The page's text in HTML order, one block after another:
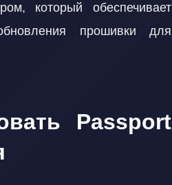
который обеспечивает
прошивки для
Passport